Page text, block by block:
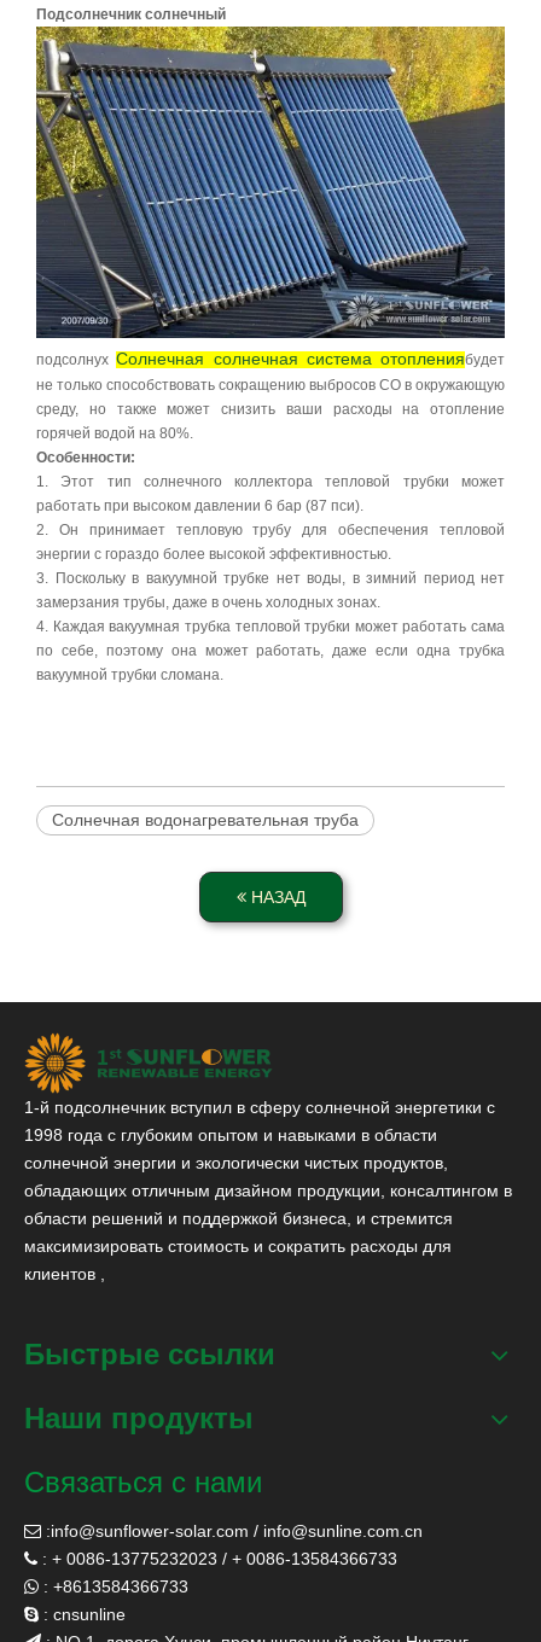
Подсолнечник солнечный
подсолнухСолнечная солнечная система отоплениябудет
не только способствовать сокращению выбросов CO в окружающую
среду, но также может снизить ваши расходы на отопление
горячей водой на 80%.
Особенности:
1. Этот тип солнечного коллектора тепловой трубки может
работать при высоком давлении 6 бар (87 пси).
2. Он принимает тепловую трубу для обеспечения тепловой
энергии с гораздо более высокой эффективностью.
3. Поскольку в вакуумной трубке нет воды, в зимний период нет
замерзания трубы, даже в очень холодных зонах.
4. Каждая вакуумная трубка тепловой трубки может работать сама
по себе, поэтому она может работать, даже если одна трубка
вакуумной трубки сломана.
Солнечная водонагревательная труба
НАЗАД
1-й подсолнечник вступил в сферу солнечной энергетики с
1998 года с глубоким опытом и навыками в области
солнечной энергии и экологически чистых продуктов,
обладающих отличным дизайном продукции, консалтингом в
области решений и поддержкой бизнеса, и стремится
максимизировать стоимость и сократить расходы для
клиентов ,
Быстрые ссылки
Наши продукты
Связаться с нами
 :info@sunflower-solar.com / info@sunline.com.cn
 : + 0086-13775232023 / + 0086-13584366733
 : +8613584366733
 : cnsunline